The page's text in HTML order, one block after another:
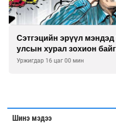
Сэтгэцийн эрүүл мэндэд
улсын хурал зохион
Уржигдар 16 цаг 00 мин
Шинэ мэдээ